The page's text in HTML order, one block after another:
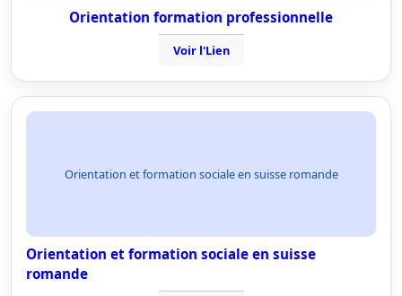
Orientation formation professionnelle
Voir l'Lien
Orientation et formation sociale en suisse romande
Orientation et formation sociale en suisse
romande